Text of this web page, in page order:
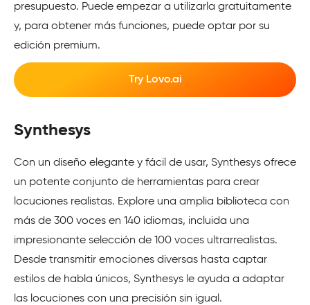
presupuesto. Puede empezar a utilizarla gratuitamente
y, para obtener más funciones, puede optar por su
edición premium.
Try Lovo.ai
Synthesys
Con un diseño elegante y fácil de usar, Synthesys ofrece
un potente conjunto de herramientas para crear
locuciones realistas. Explore una amplia biblioteca con
más de 300 voces en 140 idiomas, incluida una
impresionante selección de 100 voces ultrarrealistas.
Desde transmitir emociones diversas hasta captar
estilos de habla únicos, Synthesys le ayuda a adaptar
las locuciones con una precisión sin igual.